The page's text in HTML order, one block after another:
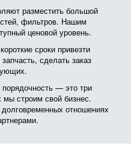
разместить большой
фильтров. Нашим
ценовой уровень.
сроки привезти
сделать заказ
порядочность — это три
строим свой бизнес.
отношениях